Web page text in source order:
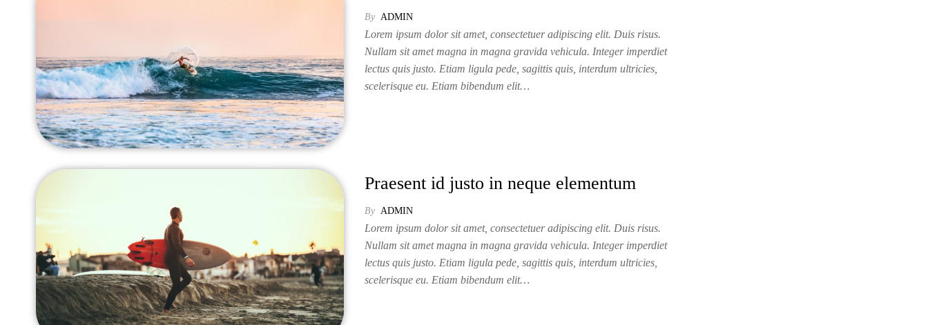
By ADMIN
Lorem ipsum dolor sit amet, consectetuer adipiscing elit. Duis risus.
Nullam sit amet magna in magna gravida vehicula. Integer imperdiet
lectus quis justo. Etiam ligula pede, sagittis quis, interdum ultricies,
scelerisque eu. Etiam bibendum elit…
Praesent id justo in neque elementum
By ADMIN
Lorem ipsum dolor sit amet, consectetuer adipiscing elit. Duis risus.
Nullam sit amet magna in magna gravida vehicula. Integer imperdiet
lectus quis justo. Etiam ligula pede, sagittis quis, interdum ultricies,
scelerisque eu. Etiam bibendum elit…